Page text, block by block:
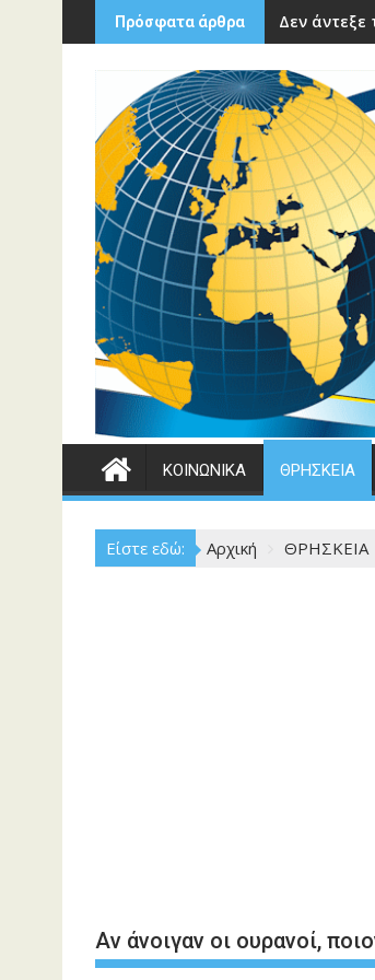
Περάστε
στο
περιεχόμενο
Πρόσφατα άρθρα Δεν άντεξε
ΚΟΙΝΩΝΙΚΑ ΘΡΗΣΚΕΙΑ
Είστε εδώ: Αρχική ΘΡΗΣΚΕΙΑ
Αν άνοιγαν οι ουρανοί,